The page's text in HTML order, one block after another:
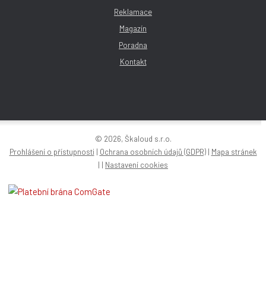
Reklamace
Magazín
Poradna
Kontakt
© 2026, Škaloud s.r.o.
Prohlášení o přístupnosti | Ochrana osobních údajů (GDPR) | Mapa stránek
| | Nastavení cookies